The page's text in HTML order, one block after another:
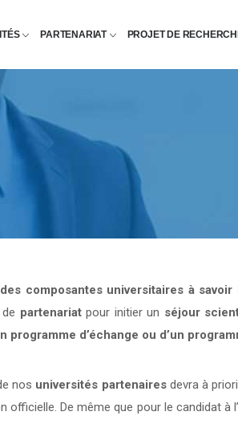
PARTENARIAT PROJET DE
composantes universitaires à
partenariatpour initier un séjour
programme d’échange ou d’un
nos universités partenairesdevra à
De même que pour le candidat à